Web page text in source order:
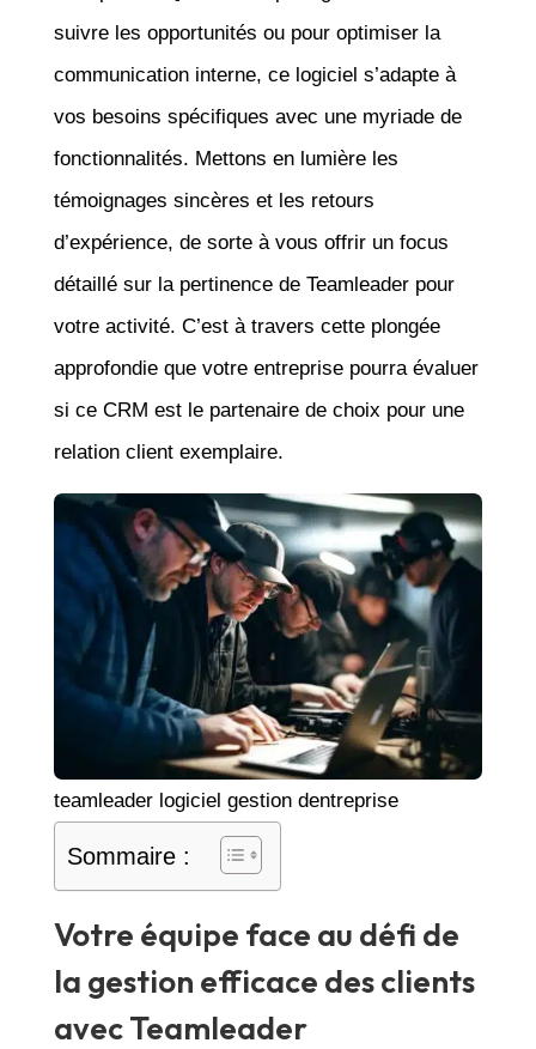
suivre les opportunités ou pour optimiser la
communication interne, ce logiciel s’adapte à
vos besoins spécifiques avec une myriade de
fonctionnalités. Mettons en lumière les
témoignages sincères et les retours
d’expérience, de sorte à vous offrir un focus
détaillé sur la pertinence de Teamleader pour
votre activité. C’est à travers cette plongée
approfondie que votre entreprise pourra évaluer
si ce CRM est le partenaire de choix pour une
relation client exemplaire.
teamleader logiciel gestion dentreprise
Sommaire :
Votre équipe face au défi de
la gestion efficace des clients
avec Teamleader